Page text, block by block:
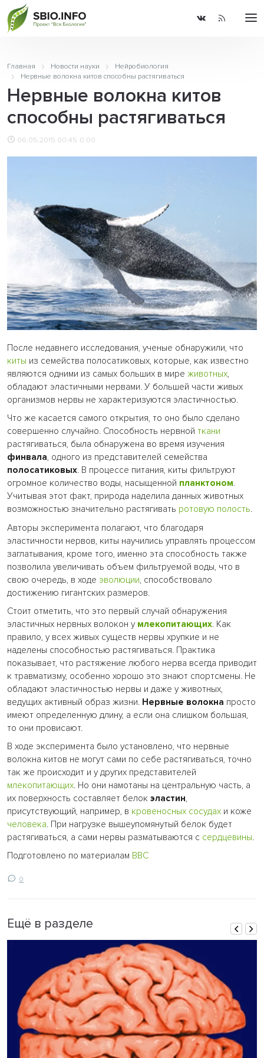
Главная Новости науки
Нейробиология
Нервные волокна китов способны растягиваться
Нервные волокна китов
способны растягиваться
06.05.2015 00:45 0.00
После недавнего исследования, ученые обнаружили, что
киты из семейства полосатиковых, которые, как известно
являются одними из самых больших в мире животных,
обладают эластичными нервами. У большей части живых
организмов нервы не характеризуются эластичностью.
Что же касается самого открытия, то оно было сделано
совершенно случайно. Способность нервной ткани
растягиваться, была обнаружена во время изучения
финвала, одного из представителей семейства
полосатиковых. В процессе питания, киты фильтруют
огромное количество воды, насыщенной планктоном.
Учитывая этот факт, природа наделила данных животных
возможностью значительно растягивать ротовую полость.
Авторы эксперимента полагают, что благодаря
эластичности нервов, киты научились управлять процессом
заглатывания, кроме того, именно эта способность также
позволила увеличивать объем фильтруемой воды, что в
свою очередь, в ходе эволюции, способствовало
достижению гигантских размеров.
Стоит отметить, что это первый случай обнаружения
эластичных нервных волокон у млекопитающих. Как
правило, у всех живых существ нервы хрупкие и не
наделены способностью растягиваться. Практика
показывает, что растяжение любого нерва всегда приводит
к травматизму, особенно хорошо это знают спортсмены. Не
обладают эластичностью нервы и даже у животных,
ведущих активный образ жизни. Нервные волокна просто
имеют определенную длину, а если она слишком большая,
то они провисают.
В ходе эксперимента было установлено, что нервные
волокна китов не могут сами по себе растягиваться, точно
так же происходит и у других представителей
млекопитающих. Но они намотаны на центральную часть, а
их поверхность составляет белок эластин,
присутствующий, например, в кровеносных сосудах и коже
человека. При нагрузке вышеупомянутый белок будет
растягиваться, а сами нервы разматываются с сердцевины.
Подготовлено по материалам BBC
0
Ещё в разделе